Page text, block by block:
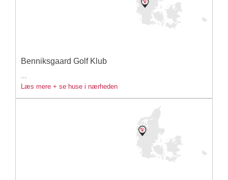
Benniksgaard Golf Klub
...
Læs mere + se huse i nærheden